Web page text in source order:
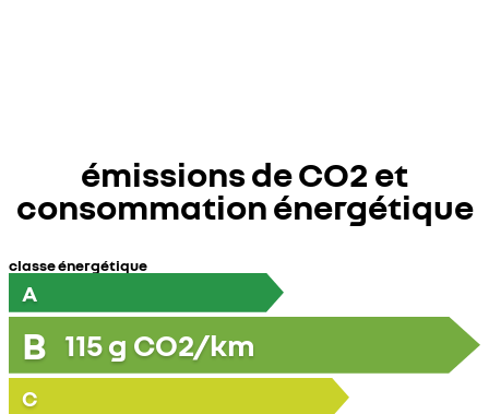
émissions de CO2 et
consommation énergétique
classe énergétique
A
B 115g CO2/km
C